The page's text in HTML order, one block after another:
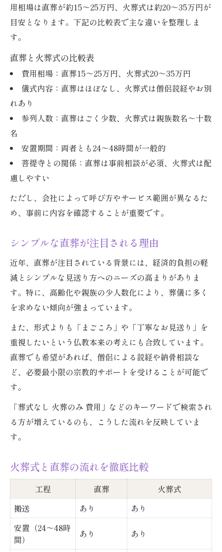
用相場は直葬が約15～25万円、火葬式は約20～35万円が
目安となります。下記の比較表で主な違いを整理しま
す。
直葬と火葬式の比較表
費用相場：直葬15～25万円、火葬式20～35万円
儀式内容：直葬はほぼなし、火葬式は僧侶読経やお別
れあり
参列人数：直葬はごく少数、火葬式は親族数名～十数
名
安置期間：両者とも24～48時間が一般的
菩提寺との関係：直葬は事前相談が必須、火葬式は配
慮しやすい
ただし、会社によって呼び方やサービス範囲が異なるた
め、事前に内容を確認することが重要です。
シンプルな直葬が注目される理由
近年、直葬が注目されている背景には、経済的負担の軽
減とシンプルな見送り方へのニーズの高まりがありま
す。特に、高齢化や親族の少人数化により、葬儀に多く
を求めない傾向が強まっています。
また、形式よりも「まごころ」や「丁寧なお見送り」を
重視したいという仏教本来の考えにも合致しています。
直葬でも希望があれば、僧侶による読経や納骨相談な
ど、必要最小限の宗教的サポートを受けることが可能で
す。
「葬式なし 火葬のみ 費用」などのキーワードで検索され
る方が増えているのも、こうした流れを反映していま
す。
火葬式と直葬の流れを徹底比較
工程 直葬
火葬式
搬送
あり
あり
安置（24～48時
間）
あり あり